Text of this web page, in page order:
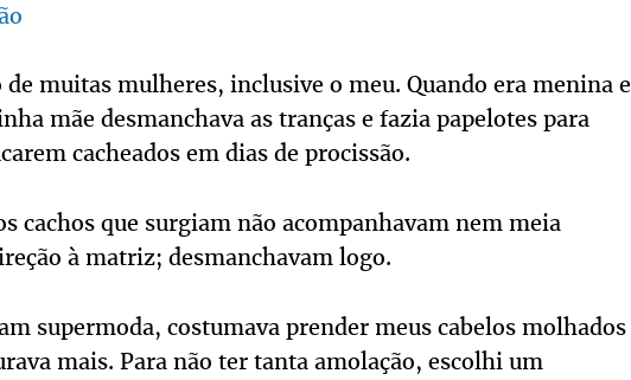
de muitas mulheres, inclusive o meu. Quando era menina e
mãe desmanchava as tranças e fazia papelotes para
cacheados em dias de procissão.
cachos que surgiam não acompanhavam nem meia
à matriz; desmanchavam logo.
supermoda, costumava prender meus cabelos molhados
mais. Para não ter tanta amolação, escolhi um